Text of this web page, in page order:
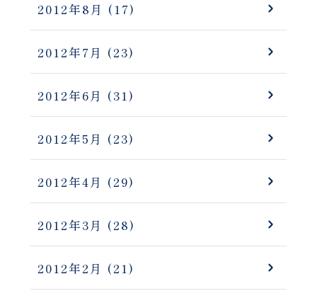
2012年8月 (17)
2012年7月 (23)
2012年6月 (31)
2012年5月 (23)
2012年4月 (29)
2012年3月 (28)
2012年2月 (21)